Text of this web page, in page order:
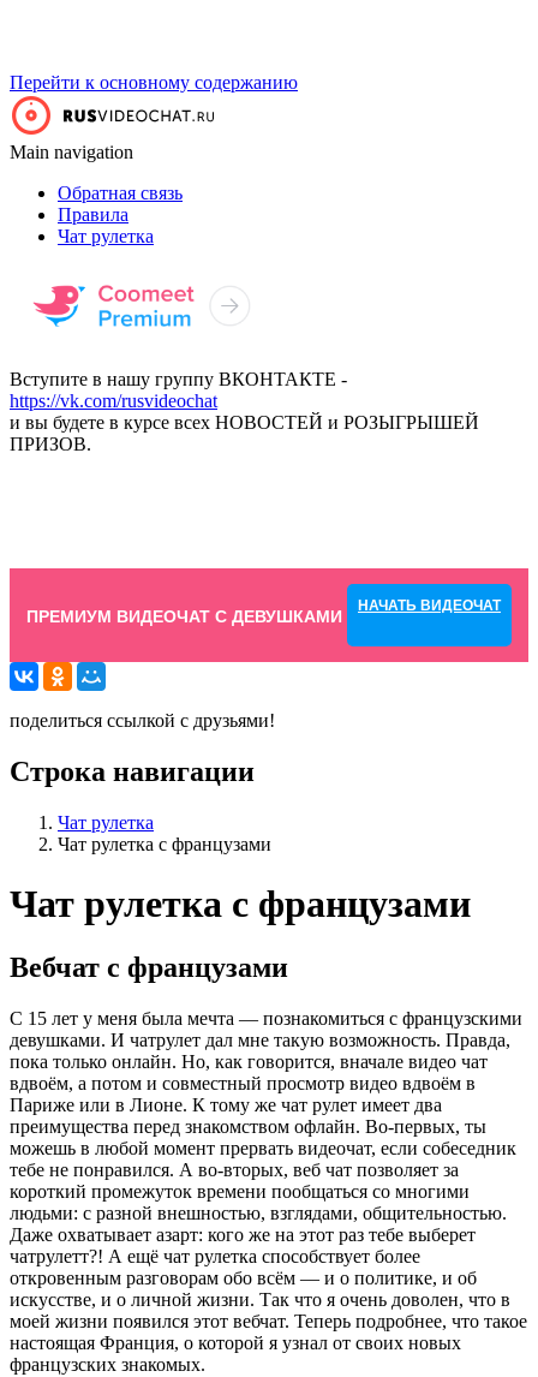
Перейти к основному содержанию
Main navigation
Обратная связь
Правила
Чат рулетка
Вступите в нашу группу ВКОНТАКТЕ -
https://vk.com/rusvideochat
и вы будете в курсе всех НОВОСТЕЙ и РОЗЫГРЫШЕЙ
ПРИЗОВ.
ПРЕМИУМ ВИДЕОЧАТ С ДЕВУШКАМИ
НАЧАТЬ ВИДЕОЧАТ
поделиться ссылкой с друзьями!
Строка навигации
Чат рулетка
Чат рулетка с французами
Чат рулетка с французами
Вебчат с французами
С 15 лет у меня была мечта — познакомиться с французскими
девушками. И чатрулет дал мне такую возможность. Правда,
пока только онлайн. Но, как говорится, вначале видео чат
вдвоём, а потом и совместный просмотр видео вдвоём в
Париже или в Лионе. К тому же чат рулет имеет два
преимущества перед знакомством офлайн. Во-первых, ты
можешь в любой момент прервать видеочат, если собеседник
тебе не понравился. А во-вторых, веб чат позволяет за
короткий промежуток времени пообщаться со многими
людьми: с разной внешностью, взглядами, общительностью.
Даже охватывает азарт: кого же на этот раз тебе выберет
чатрулетт?! А ещё чат рулетка способствует более
откровенным разговорам обо всём — и о политике, и об
искусстве, и о личной жизни. Так что я очень доволен, что в
моей жизни появился этот вебчат. Теперь подробнее, что такое
настоящая Франция, о которой я узнал от своих новых
французских знакомых.